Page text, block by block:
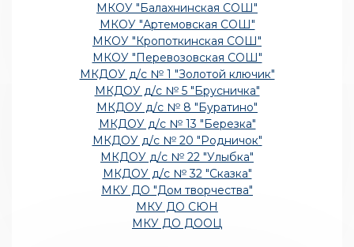
МКОУ "Балахнинская СОШ"
МКОУ "Артемовская СОШ"
МКОУ "Кропоткинская СОШ"
МКОУ "Перевозовская СОШ"
МКДОУ д/с № 1 "Золотой ключик"
МКДОУ д/с № 5 "Брусничка"
МКДОУ д/с № 8 "Буратино"
МКДОУ д/с № 13 "Березка"
МКДОУ д/с № 20 "Родничок"
МКДОУ д/с № 22 "Улыбка"
МКДОУ д/с № 32 "Сказка"
МКУ ДО "Дом творчества"
МКУ ДО СЮН
МКУ ДО ДООЦ